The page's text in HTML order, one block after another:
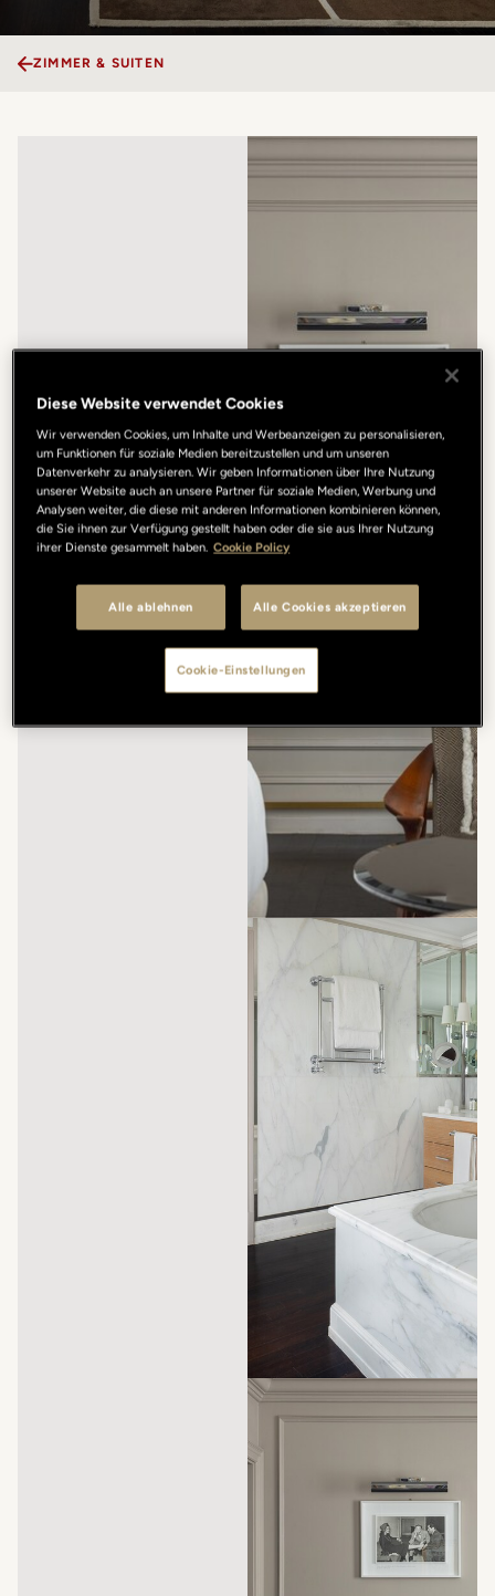
ZIMMER & SUITEN
Diese Website verwendet Cookies
Wir verwenden Cookies, um Inhalte und Werbeanzeigen zu personalisieren,
um Funktionen für soziale Medien bereitzustellen und um unseren
Datenverkehr zu analysieren. Wir geben Informationen über Ihre Nutzung
unserer Website auch an unsere Partner für soziale Medien, Werbung und
Analysen weiter, die diese mit anderen Informationen kombinieren können,
die Sie ihnen zur Verfügung gestellt haben oder die sie aus Ihrer Nutzung
ihrer Dienste gesammelt haben. Cookie Policy
Alle ablehnen Alle Cookies akzeptieren
Cookie-Einstellungen